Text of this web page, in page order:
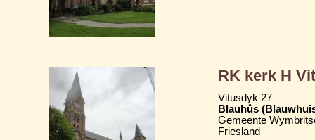
RK kerk H
Vitusdyk 27
Blauhûs
Gemeente
Friesland